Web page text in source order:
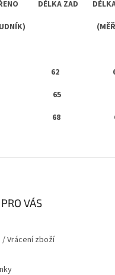
DÉLKA ZAD DÉLKA
(MĚŘENO
62
65
68
VÁS
Vrácení zboží